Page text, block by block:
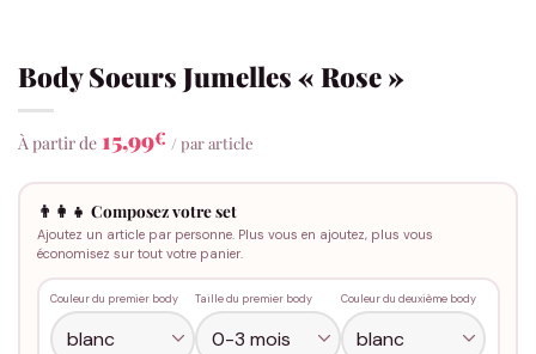
Body Soeurs Jumelles « Rose »
À partir de 15,99€ / par article
👨‍👩‍👧 Composez votre set
Ajoutez un article par personne. Plus vous en ajoutez, plus vous
économisez sur tout votre panier.
Couleur du premier body Taille du premier body Couleur du deuxième body